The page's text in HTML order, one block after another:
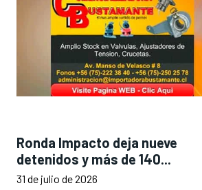
Ronda Impacto deja nueve
detenidos y más de 140...
31 de julio de 2026